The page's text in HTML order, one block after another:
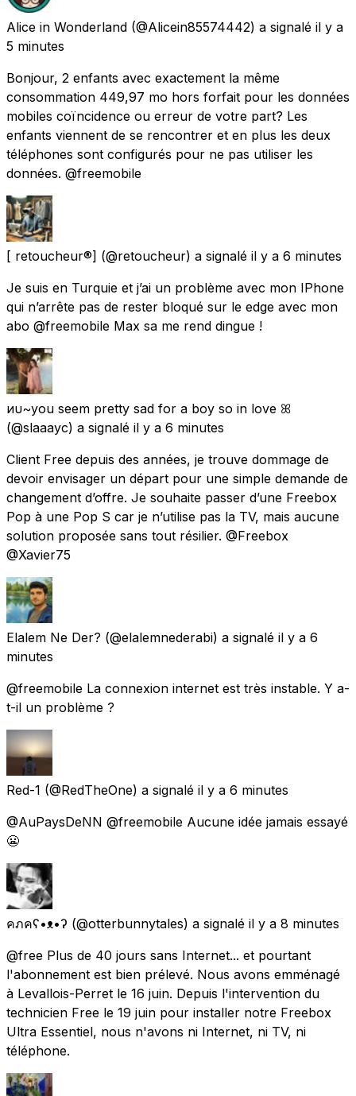
Alice in Wonderland (@Alicein85574442) a signalé il y a
5 minutes
Bonjour, 2 enfants avec exactement la même
consommation 449,97 mo hors forfait pour les données
mobiles coïncidence ou erreur de votre part? Les
enfants viennent de se rencontrer et en plus les deux
téléphones sont configurés pour ne pas utiliser les
données. @freemobile
[ retoucheur®️] (@retoucheur) a signalé il y a 6 minutes
Je suis en Turquie et j’ai un problème avec mon IPhone
qui n’arrête pas de rester bloqué sur le edge avec mon
abo @freemobile Max sa me rend dingue !
иυ~you seem pretty sad for a boy so in love ꕤ
(@slaaayc) a signalé il y a 6 minutes
Client Free depuis des années, je trouve dommage de
devoir envisager un départ pour une simple demande de
changement d’offre. Je souhaite passer d’une Freebox
Pop à une Pop S car je n’utilise pas la TV, mais aucune
solution proposée sans tout résilier. @Freebox
@Xavier75
Elalem Ne Der? (@elalemnederabi) a signalé il y a 6
minutes
@freemobile La connexion internet est très instable. Y a-
t-il un problème ?
Red-1 (@RedTheOne) a signalé il y a 6 minutes
@AuPaysDeNN @freemobile Aucune idée jamais essayé
😬
คภคʕ•ᴥ•ʔ (@otterbunnytales) a signalé il y a 8 minutes
@free Plus de 40 jours sans Internet... et pourtant
l'abonnement est bien prélevé. Nous avons emménagé
à Levallois-Perret le 16 juin. Depuis l'intervention du
technicien Free le 19 juin pour installer notre Freebox
Ultra Essentiel, nous n'avons ni Internet, ni TV, ni
téléphone.